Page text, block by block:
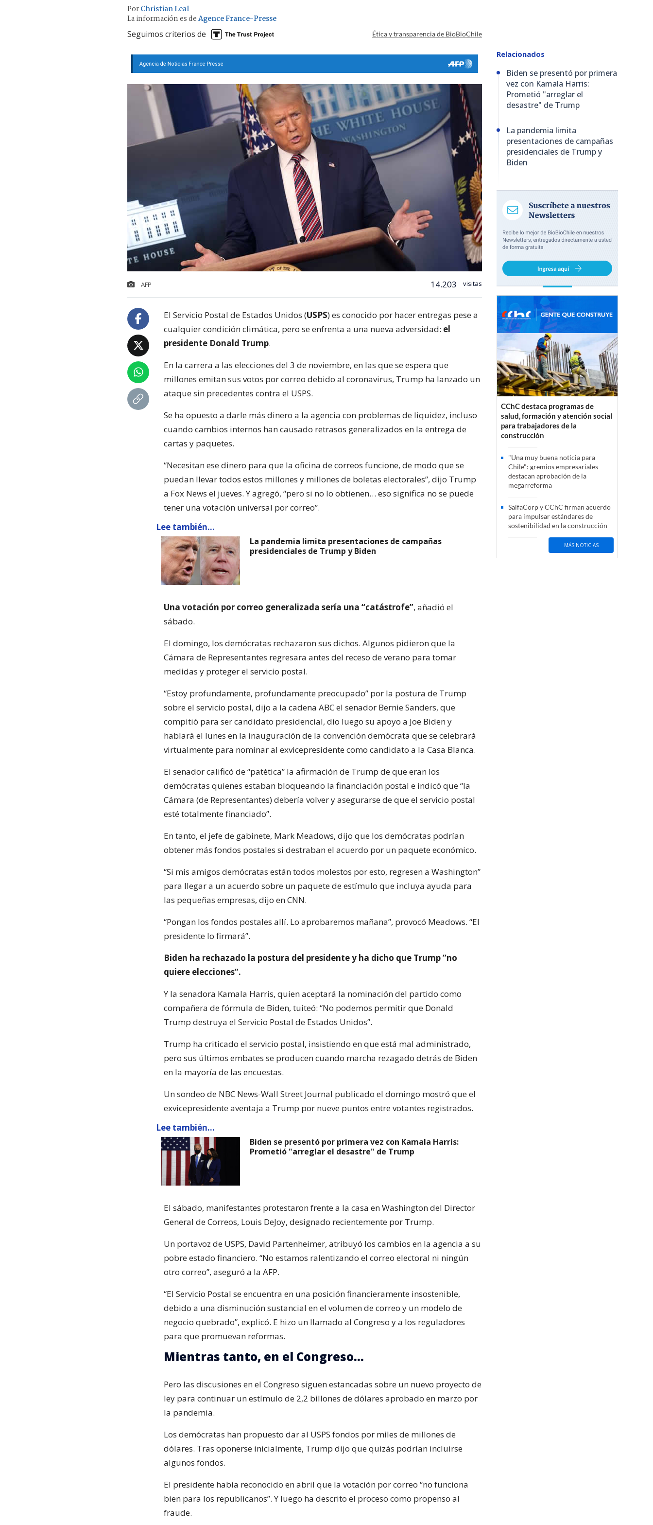
PorChristian Leal
La información es deAgence France-Presse
Seguimos criterios de Ética y transparencia de BioBioChile
AFP 14.203 visitas
El Servicio Postal de Estados Unidos (USPS) es conocido por hacer entregas pese a
cualquier condición climática, pero se enfrenta a una nueva adversidad: el
presidente Donald Trump.
En la carrera a las elecciones del 3 de noviembre, en las que se espera que
millones emitan sus votos por correo debido al coronavirus, Trump ha lanzado un
ataque sin precedentes contra el USPS.
Se ha opuesto a darle más dinero a la agencia con problemas de liquidez, incluso
cuando cambios internos han causado retrasos generalizados en la entrega de
cartas y paquetes.
“Necesitan ese dinero para que la oficina de correos funcione, de modo que se
puedan llevar todos estos millones y millones de boletas electorales”, dijo Trump
a Fox News el jueves. Y agregó, “pero si no lo obtienen… eso significa no se puede
tener una votación universal por correo”.
Lee también...
La pandemia limita presentaciones de campañas
presidenciales de Trump y Biden
Una votación por correo generalizada sería una “catástrofe”, añadió el
sábado.
El domingo, los demócratas rechazaron sus dichos. Algunos pidieron que la
Cámara de Representantes regresara antes del receso de verano para tomar
medidas y proteger el servicio postal.
“Estoy profundamente, profundamente preocupado” por la postura de Trump
sobre el servicio postal, dijo a la cadena ABC el senador Bernie Sanders, que
compitió para ser candidato presidencial, dio luego su apoyo a Joe Biden y
hablará el lunes en la inauguración de la convención demócrata que se celebrará
virtualmente para nominar al exvicepresidente como candidato a la Casa Blanca.
El senador calificó de “patética” la afirmación de Trump de que eran los
demócratas quienes estaban bloqueando la financiación postal e indicó que “la
Cámara (de Representantes) debería volver y asegurarse de que el servicio postal
esté totalmente financiado”.
En tanto, el jefe de gabinete, Mark Meadows, dijo que los demócratas podrían
obtener más fondos postales si destraban el acuerdo por un paquete económico.
“Si mis amigos demócratas están todos molestos por esto, regresen a Washington”
para llegar a un acuerdo sobre un paquete de estímulo que incluya ayuda para
las pequeñas empresas, dijo en CNN.
“Pongan los fondos postales allí. Lo aprobaremos mañana”, provocó Meadows. “El
presidente lo firmará”.
Biden ha rechazado la postura del presidente y ha dicho que Trump “no
quiere elecciones”.
Y la senadora Kamala Harris, quien aceptará la nominación del partido como
compañera de fórmula de Biden, tuiteó: “No podemos permitir que Donald
Trump destruya el Servicio Postal de Estados Unidos”.
Trump ha criticado el servicio postal, insistiendo en que está mal administrado,
pero sus últimos embates se producen cuando marcha rezagado detrás de Biden
en la mayoría de las encuestas.
Un sondeo de NBC News-Wall Street Journal publicado el domingo mostró que el
exvicepresidente aventaja a Trump por nueve puntos entre votantes registrados.
Lee también...
Biden se presentó por primera vez con Kamala Harris:
Prometió "arreglar el desastre" de Trump
El sábado, manifestantes protestaron frente a la casa en Washington del Director
General de Correos, Louis DeJoy, designado recientemente por Trump.
Un portavoz de USPS, David Partenheimer, atribuyó los cambios en la agencia a su
pobre estado financiero. “No estamos ralentizando el correo electoral ni ningún
otro correo”, aseguró a la AFP.
“El Servicio Postal se encuentra en una posición financieramente insostenible,
debido a una disminución sustancial en el volumen de correo y un modelo de
negocio quebrado”, explicó. E hizo un llamado al Congreso y a los reguladores
para que promuevan reformas.
Mientras tanto, en el Congreso…
Pero las discusiones en el Congreso siguen estancadas sobre un nuevo proyecto de
ley para continuar un estímulo de 2,2 billones de dólares aprobado en marzo por
la pandemia.
Los demócratas han propuesto dar al USPS fondos por miles de millones de
dólares. Tras oponerse inicialmente, Trump dijo que quizás podrían incluirse
algunos fondos.
El presidente había reconocido en abril que la votación por correo “no funciona
bien para los republicanos”. Y luego ha descrito el proceso como propenso al
fraude.
Relacionados
Biden se presentó por primera
vez con Kamala Harris:
Prometió "arreglar el
desastre" de Trump
La pandemia limita
presentaciones de campañas
presidenciales de Trump y
Biden
CChC destaca programas de
salud, formación y atención social
para trabajadores de la
construcción
"Una muy buena noticia para
Chile": gremios empresariales
destacan aprobación de la
megarreforma
SalfaCorp y CChC firman acuerdo
para impulsar estándares de
sostenibilidad en la construcción
MÁS NOTICIAS